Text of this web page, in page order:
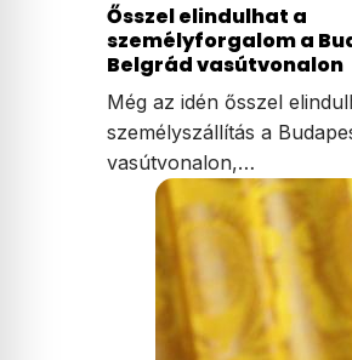
Ősszel elindulhat a
személyforgalom a
Belgrád vasútvonalon
Még az idén ősszel
személyszállítás a
vasútvonalon,…